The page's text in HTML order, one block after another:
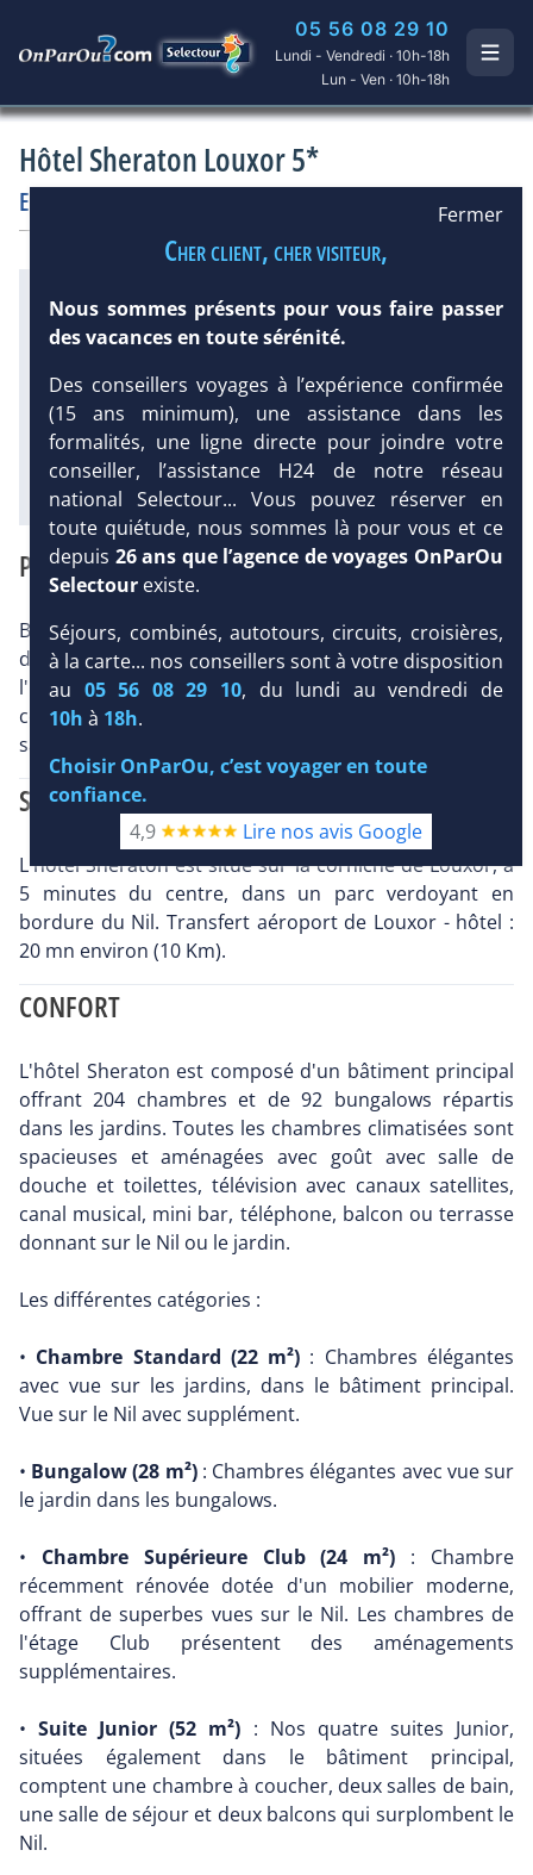
05 56 08 29 10
Lundi - Vendredi · 10h-18h
Lun - Ven · 10h-18h
Hôtel Sheraton Louxor 5*
Egypte HôtelPrestige
DEMANDE
D’INFORMATIONS
39 °C
0 mm
Équipement :
296
Tx: :
Infos golfs :
Distance depuis l'hôtel : 18 km
Diaporama
PRÉSENTATION
Bénéficiant d'un situation exceptionnelle en bordure
du Nil, sur la corniche à 5 mn du centre de Louxor
l'hôtel Sheraton offre à ses hôtes un grand niveau de
confort et un service personnalisé à même de
satisfaire les plus exigeants.
SITUATION
L'hôtel Sheraton est situé sur la corniche de Louxor, à
5 minutes du centre, dans un parc verdoyant en
bordure du Nil. Transfert aéroport de Louxor - hôtel :
20 mn environ (10 Km).
CONFORT
L'hôtel Sheraton est composé d'un bâtiment principal
offrant 204 chambres et de 92 bungalows répartis
dans les jardins. Toutes les chambres climatisées sont
spacieuses et aménagées avec goût avec salle de
douche et toilettes, télévision avec canaux satellites,
canal musical, mini bar, téléphone, balcon ou terrasse
donnant sur le Nil ou le jardin.
Les différentes catégories :
• Chambre Standard (22 m²) : Chambres élégantes
avec vue sur les jardins, dans le bâtiment principal.
Vue sur le Nil avec supplément.
• Bungalow (28 m²): Chambres élégantes avec vue sur
le jardin dans les bungalows.
• Chambre Supérieure Club (24 m²) : Chambre
récemment rénovée dotée d'un mobilier moderne,
offrant de superbes vues sur le Nil. Les chambres de
l'étage Club présentent des aménagements
supplémentaires.
•Suite Junior (52 m²) : Nos quatre suites Junior,
situées également dans le bâtiment principal,
comptent une chambre à coucher, deux salles de bain,
une salle de séjour et deux balcons qui surplombent le
Nil.
Fermer
Cher client, cher visiteur,
Nous sommes présents pour vous faire passer
des vacances en toute sérénité.
Des conseillers voyages à l’expérience confirmée
(15 ans minimum), une assistance dans les
formalités, une ligne directe pour joindre votre
conseiller, l’assistance H24 de notre réseau
national Selectour... Vous pouvez réserver en
toute quiétude, nous sommes là pour vous et ce
depuis 26 ans que l’agence de voyages OnParOu
Selectour existe.
Séjours, combinés, autotours, circuits, croisières,
à la carte... nos conseillers sont à votre disposition
au 05 56 08 29 10, du lundi au vendredi de
10h à 18h.
Choisir OnParOu, c’est voyager en toute
confiance.
4,9
Lire nos avis Google